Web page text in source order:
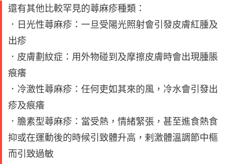
還有其他比較罕見的蕁麻疹種類：
．日光性蕁麻疹：一旦受陽光照射會引發皮膚紅腫及
出疹
．皮膚劃紋症：用外物碰到及摩擦皮膚時會出現腫脹
痕癢
．冷激性蕁麻疹：任何吏如其來的風，冷水會引發出
疹及痕癢
．膽素型蕁麻疹：當受熱，情緒緊張，甚至進食熱食
抑或在運動後的時候引致體升高，剌激體溫調節中樞
而引致過敏